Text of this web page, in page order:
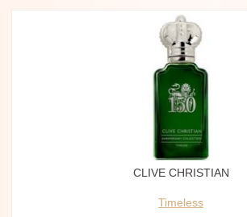
CLIVE CHRISTIAN
Timeless